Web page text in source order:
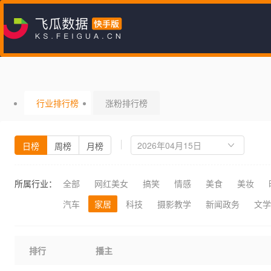
行业排行榜 涨粉排行榜
日榜 周榜 月榜
所属行业： 全部 网红美女 搞笑 情感 美食 美妆
汽车
家居 科技 摄影教学 新闻政务 文
排行 播主